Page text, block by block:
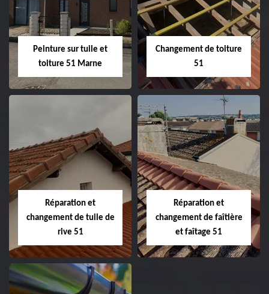
Peinture sur tuile et
toiture 51 Marne
Peinture sur tuile
et toiture 51
Marne
Changement de toiture
51
Changement de
toiture 51
Réparation et
changement de tuile de
rive 51
Réparation et
changement de faîtière
et faîtage 51